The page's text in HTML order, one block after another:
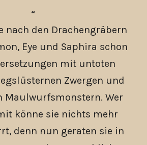
nach den Drachengräbern
Eye und Saphira schon
mit untoten
Zwergen und
Maulwurfsmonstern. Wer
könne sie nichts mehr
denn nun geraten sie in